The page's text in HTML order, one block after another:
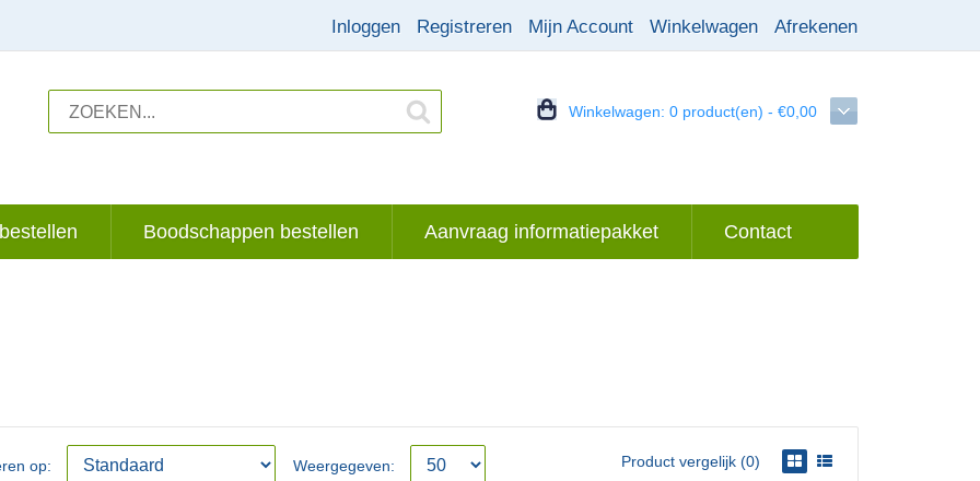
Inloggen Registreren Mijn Account Winkelwagen Afrekenen
Winkelwagen: 0 product(en) - €0,00
Boodschappen bestellen Aanvraag informatiepakket Contact
Product vergelijk (0)
op: Weergegeven: